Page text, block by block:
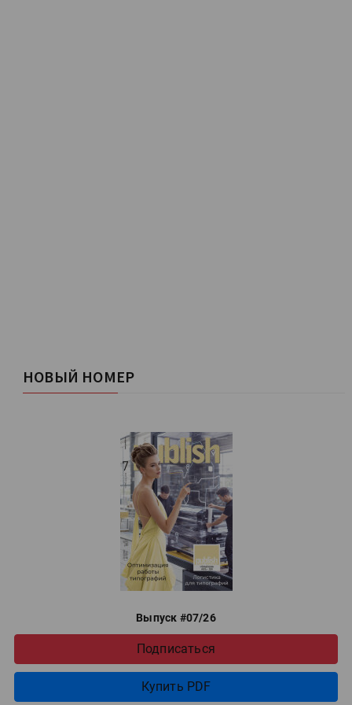
НОВЫЙ НОМЕР
Выпуск #07/26
Подписаться
Купить PDF